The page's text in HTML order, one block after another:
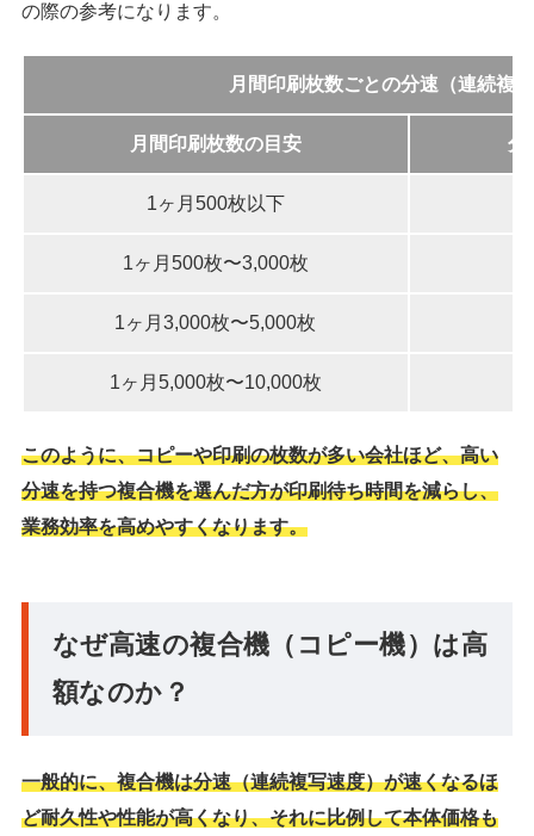
の際の参考になります。
月間印刷枚数ごとの分速（連続複
月間印刷枚数の目安 分
1ヶ月500枚以下
1ヶ月500枚〜3,000枚
1ヶ月3,000枚〜5,000枚
1ヶ月5,000枚〜10,000枚
このように、コピーや印刷の枚数が多い会社ほど、高い
分速を持つ複合機を選んだ方が印刷待ち時間を減らし、
業務効率を高めやすくなります。
なぜ高速の複合機（コピー機）は高
額なのか？
一般的に、複合機は分速（連続複写速度）が速くなるほ
ど耐久性や性能が高くなり、それに比例して本体価格も